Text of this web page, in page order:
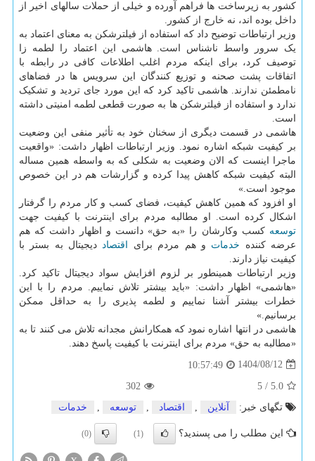
کشور به زیرساخت ها فراهم آورده و خیلی از حملات سالهای اخیر از
داخل بوده اند، نه خارج از کشور.
وزیر ارتباطات توضیح داد که استفاده از فیلترشکن به معنای اعتماد به
یک سرور واسط ناشناس است. هاشمی این اعتماد را لطمه زا
توصیف کرد، برای اینکه مردم اغلب اطلاعات کافی در رابطه با
اتفاقات پشت صحنه و توزیع کنندگان این سرویس ها در فضاهای
نامطمئن ندارند. هاشمی تاکید کرد که این مورد جای تردید و تشکیک
ندارد و استفاده از فیلترشکن ها به صورت قطعی لطمه امنیتی داشته
است.
هاشمی در قسمت دیگری از سخنان خود به تأثیر منفی این وضعیت
بر کیفیت شبکه اشاره نمود. وزیر ارتباطات اظهار داشت: «واقعیت
ماجرا اینست که الان وضعیت به شکلی که به واسطه همین مساله
البته کیفیت شبکه کاهش پیدا کرده و گزارشات هم در این خصوص
موجود است.»
او افزود که همین کاهش کیفیت، فضای کسب و کار مردم را گرفتار
اشکال کرده است. او مطالبه مردم برای اینترنت با کیفیت جهت
توسعه کسب وکارشان را «به حق» دانست و اظهار داشت که هم
عرضه کننده خدمات و هم مردم برای اقتصاددیجیتال به بستر با
کیفیت نیاز دارند.
وزیر ارتباطات همینطور بر لزوم افزایش سواد دیجیتال تاکید کرد.
«هاشمی» اظهار داشت: «باید بیشتر تلاش نماییم. مردم را با این
خطرات بیشتر آشنا نماییم و لطمه پذیری را به حداقل ممکن
برسانیم.»
هاشمی در انتها اشاره نمود که همکارانش مجدانه تلاش می کنند تا به
«مطالبه به حق» مردم برای اینترنت با کیفیت پاسخ دهند.
1404/08/12
10:57:49
5.0
/
5
302
تگهای خبر:
آنلاین , اقتصاد , توسعه , خدمات
این مطلب را می پسندید؟ (1)
(0)